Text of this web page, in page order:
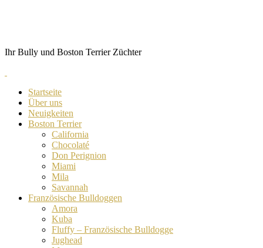
Ihr Bully und Boston Terrier Züchter
Startseite
Über uns
Neuigkeiten
Boston Terrier
California
Chocolaté
Don Perignion
Miami
Mila
Savannah
Französische Bulldoggen
Amora
Kuba
Fluffy – Französische Bulldogge
Jughead